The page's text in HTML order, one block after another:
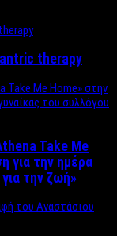
therapy
Take Me
για την ημέρα
την ζωή»